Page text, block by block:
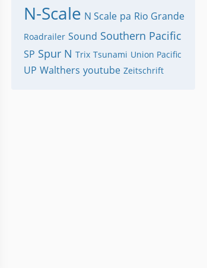
N-Scale N Scale pa Rio Grande
Roadrailer Sound Southern Pacific
SP Spur N Trix Tsunami Union Pacific
UP Walthers youtube Zeitschrift